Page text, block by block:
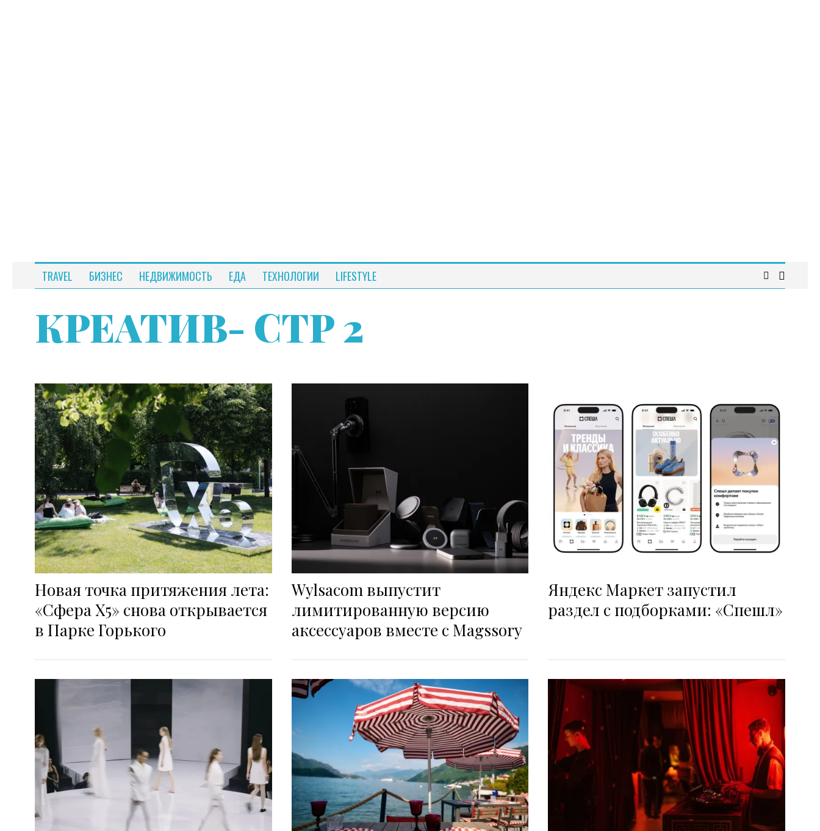
TRAVEL БИЗНЕС НЕДВИЖИМОСТЬ ЕДА ТЕХНОЛОГИИ LIFESTYLE
КРЕАТИВ- СТР 2
Новая точка притяжения лета:
«Сфера Х5» снова открывается
в Парке Горького
Wylsacom выпустит
лимитированную версию
аксессуаров вместе с Magssory
Яндекс Маркет запустил
раздел с подборками: «Спешл»